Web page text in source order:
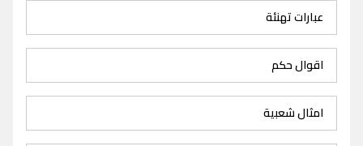
عبارات تهنئة
اقوال حكم
امثال شعبية